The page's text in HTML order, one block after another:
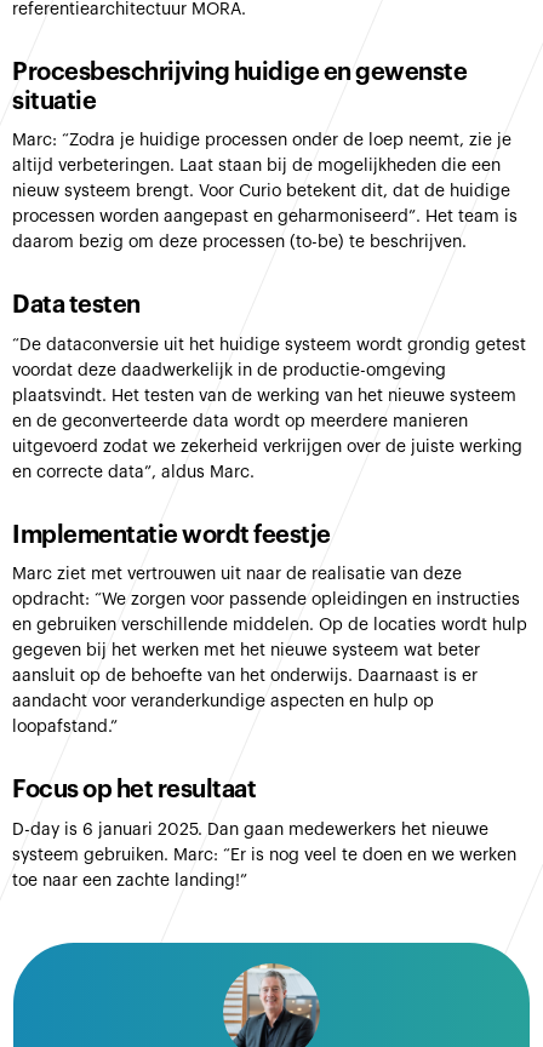
referentiearchitectuur MORA.
Procesbeschrijving huidige en gewenste
situatie
Marc: “Zodra je huidige processen onder de loep neemt, zie je
altijd verbeteringen. Laat staan bij de mogelijkheden die een
nieuw systeem brengt. Voor Curio betekent dit, dat de huidige
processen worden aangepast en geharmoniseerd”. Het team is
daarom bezig om deze processen (to-be) te beschrijven.
Data testen
“De dataconversie uit het huidige systeem wordt grondig getest
voordat deze daadwerkelijk in de productie-omgeving
plaatsvindt. Het testen van de werking van het nieuwe systeem
en de geconverteerde data wordt op meerdere manieren
uitgevoerd zodat we zekerheid verkrijgen over de juiste werking
en correcte data”, aldus Marc.
Implementatie wordt feestje
Marc ziet met vertrouwen uit naar de realisatie van deze
opdracht: “We zorgen voor passende opleidingen en instructies
en gebruiken verschillende middelen. Op de locaties wordt hulp
gegeven bij het werken met het nieuwe systeem wat beter
aansluit op de behoefte van het onderwijs. Daarnaast is er
aandacht voor veranderkundige aspecten en hulp op
loopafstand.”
Focus op het resultaat
D-day is 6 januari 2025. Dan gaan medewerkers het nieuwe
systeem gebruiken. Marc: “Er is nog veel te doen en we werken
toe naar een zachte landing!”